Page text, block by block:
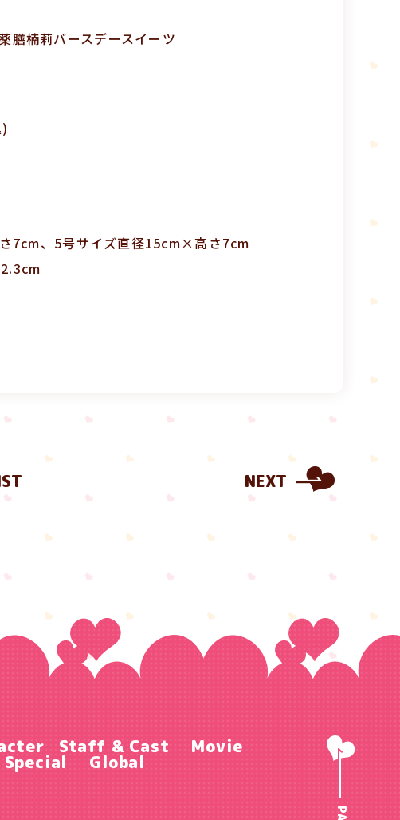
膳楠莉バースデースイーツ
7cm、5号サイズ直径15cm×高さ7cm
NEXT
Staff & Cast Movie
Special Global